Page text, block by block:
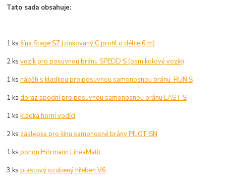
Tato sada obsahuje:
1 ksšína Stage SZ (zinkovaný C profil o délce 6 m)
2 ksvozík pro posuvnou bránu SPEDD S (osmikolový vozík)
1 ksnáběh s kladkou pro posuvnou samonosnou bránu RUN S
1 ksdoraz spodní pro posuvnou samonosnou bránu LAST S
1 kskladka horní vodící
2 ks záslepka pro šínu samonosné brány PILOT SN
1 kspohon Hörmann LineaMatic
3 ksplastový ozubený hřeben V6